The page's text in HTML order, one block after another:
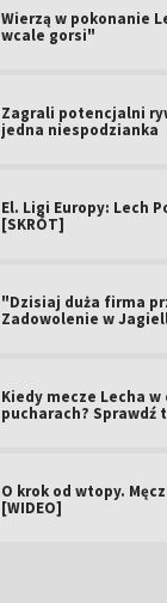
Wierzą w pokonanie
wcale gorsi"
Zagrali potencjalni
jedna niespodzianka
El. Ligi Europy: Lech
[SKRÓT]
"Dzisiaj duża firma
Zadowolenie w
Kiedy mecze Lecha
pucharach? Sprawdź
O krok od wtopy.
[WIDEO]